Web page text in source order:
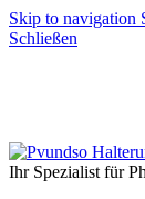
Skip to navigation
Schließen
Ihr Spezialist für